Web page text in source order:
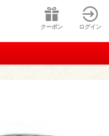
クーポン ログイン